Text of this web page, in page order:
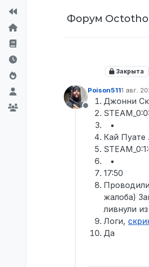
Форум
Закрыта
Не в сети
Poison5111 авг.
Джонни
Кай Пуате
17:50
жалоба)
ливнули
Логи,
Да